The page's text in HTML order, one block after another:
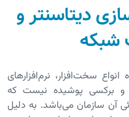
دیتاسنتر و
شبکه
سخت‌افزار، نرم‌افزارهای
و برکسی پوشیده نیست که
آن سازمان می‌باشد. به دلیل